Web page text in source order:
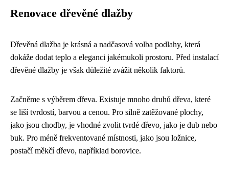
Renovace dřevěné dlažby
Dřevěná dlažba je krásná a nadčasová volba podlahy, která
dokáže dodat teplo a eleganci jakémukoli prostoru. Před instalací
dřevěné dlažby je však důležité zvážit několik faktorů.
Začněme s výběrem dřeva. Existuje mnoho druhů dřeva, které
se liší tvrdostí, barvou a cenou. Pro silně zatěžované plochy,
jako jsou chodby, je vhodné zvolit tvrdé dřevo, jako je dub nebo
buk. Pro méně frekventované místnosti, jako jsou ložnice,
postačí měkčí dřevo, například borovice.